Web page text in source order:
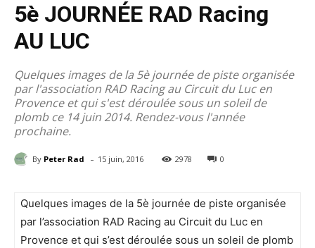
5è JOURNÉE RAD Racing
AU LUC
Quelques images de la 5è journée de piste organisée
par l'association RAD Racing au Circuit du Luc en
Provence et qui s'est déroulée sous un soleil de
plomb ce 14 juin 2014. Rendez-vous l'année
prochaine.
By Peter Rad - 15 juin, 2016 2978 0
Quelques images de la 5è journée de piste organisée
par l’association RAD Racing au Circuit du Luc en
Provence et qui s’est déroulée sous un soleil de plomb